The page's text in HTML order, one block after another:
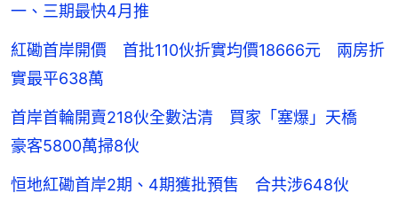
一、三期最快4月推
紅磡首岸開價 首批110伙折實均價18666元 兩房折
實最平638萬
首岸首輪開賣218伙全數沽清 買家「塞爆」天橋
豪客5800萬掃8伙
恒地紅磡首岸2期、4期獲批預售 合共涉648伙